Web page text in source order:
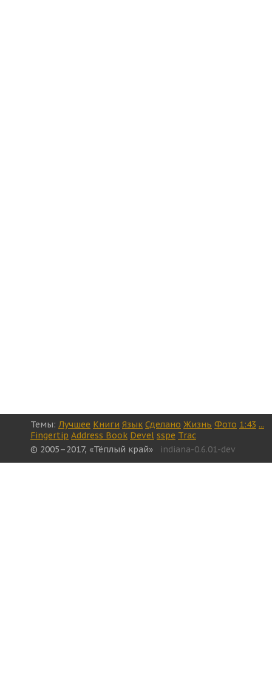
Темы: Лучшее Книги Язык Сделано Жизнь Фото 1:43 ...
Fingertip Address Book Devel sspe Trac
© 2005–2017, «Тёплый край»
indiana-0.6.01-dev